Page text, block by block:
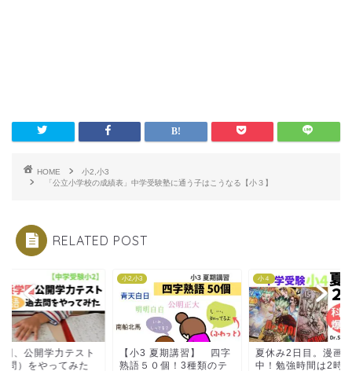
HOME
小2,小3
「公立小学校の成績表」中学受験塾に通う子はこうなる【小３】
RELATED POST
園、公開学力テスト
問）をやってみた
小2,小3
【小3 夏期講習】 四字
熟語５０個！3種類のテ
小４
夏休み2日目。漫画
中！勉強時間は2時